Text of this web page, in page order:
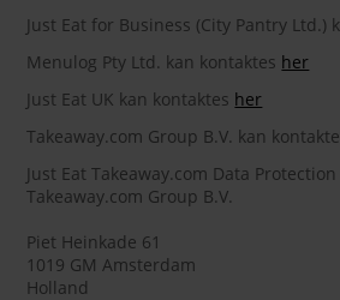
Just Eat for Business (City Pantry Ltd.)
Menulog Pty Ltd. kan kontaktes her
Just Eat UK kan kontaktes her
Takeaway.com Group B.V. kan
Just Eat Takeaway.com Data
Takeaway.com Group B.V.
Piet Heinkade 61
1019 GM Amsterdam
Holland